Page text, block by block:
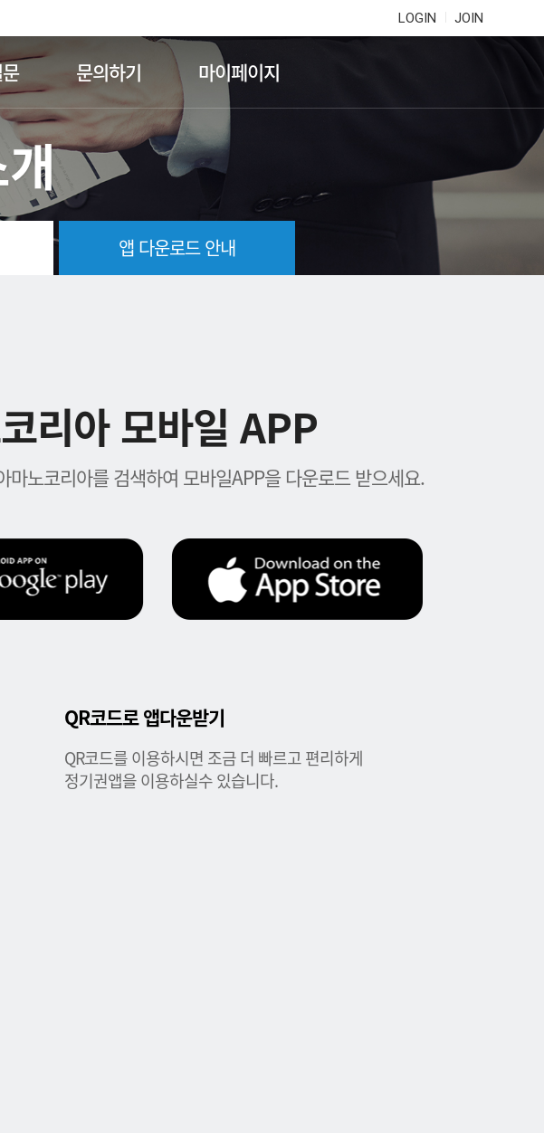
LOGIN JOIN
문의하기 마이페이지
앱 다운로드 안내
리아 모바일 APP
마노코리아를 검색하여 모바일APP을 다운로드 받으세요.
QR코드로 앱다운받기
QR코드를 이용하시면 조금 더 빠르고 편리하게
정기권앱을 이용하실수 있습니다.